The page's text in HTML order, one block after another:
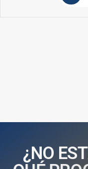
¿NO EST